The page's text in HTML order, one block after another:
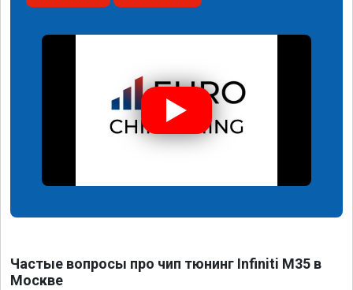
Частые вопросы про чип тюнинг Infiniti M35 в
Москве